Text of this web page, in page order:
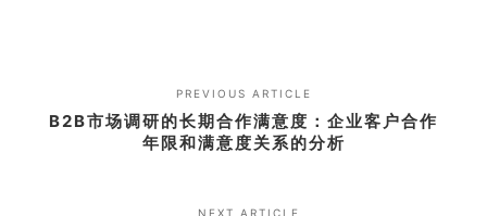
PREVIOUS ARTICLE
B2B市场调研的长期合作满意度：企业客户合作
年限和满意度关系的分析
NEXT ARTICLE